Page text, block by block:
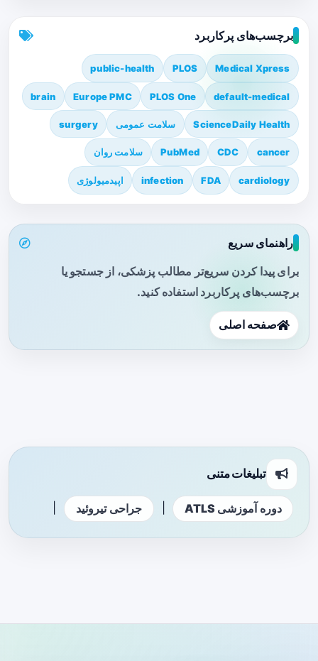
برچسب‌های پرکاربرد
Medical Xpress
PLOS
public-health
default-medical
PLOS One
Europe PMC
brain
ScienceDaily Health سلامت عمومی surgery
cancer
CDC
PubMed سلامت روان
cardiology
FDA
infection اپیدمیولوژی
راهنمای سریع
برای پیدا کردن سریع‌تر مطالب پزشکی، از جستجو یا
برچسب‌های پرکاربرد استفاده کنید.
صفحه اصلی
تبلیغات متنی
دوره آموزشی ATLS جراحی تیروئید